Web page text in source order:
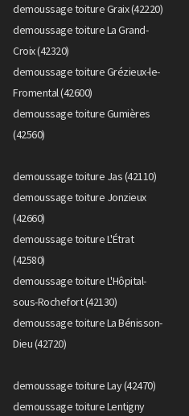
demoussage toiture Graix (42220)
demoussage toiture La Grand-
Croix (42320)
demoussage toiture Grézieux-le-
Fromental (42600)
demoussage toiture Gumières
(42560)
demoussage toiture Jas (42110)
demoussage toiture Jonzieux
(42660)
demoussage toiture L'Étrat
(42580)
demoussage toiture L'Hôpital-
sous-Rochefort (42130)
demoussage toiture La Bénisson-
Dieu (42720)
demoussage toiture Lay (42470)
demoussage toiture Lentigny